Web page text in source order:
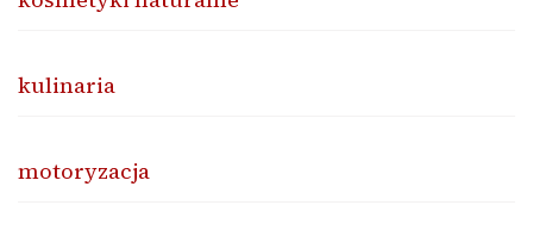
kulinaria
motoryzacja